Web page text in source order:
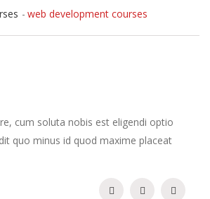
web development courses
cum soluta nobis est eligendi optio
quo minus id quod maxime placeat